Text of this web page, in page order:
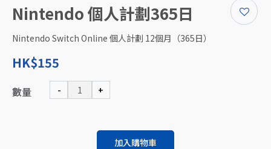
Nintendo 個人計劃365日
Nintendo Switch Online 個人計劃 12個月（365日）
HK$155
數量 - +
加入購物車